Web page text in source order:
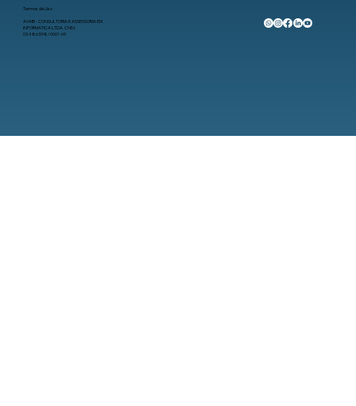
Termos de Uso
AVMB - CONSULTORIA E ASSESSORIA EM
INFORMATICA LTDA. CNPJ:
03.486.598/0001-69